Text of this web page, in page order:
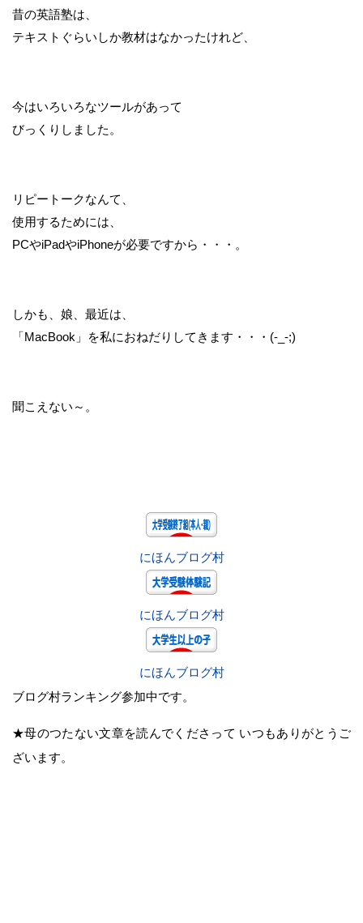
昔の英語塾は、
テキストぐらいしか教材はなかったけれど、
今はいろいろなツールがあって
びっくりしました。
リピートークなんて、
使用するためには、
PCやiPadやiPhoneが必要ですから・・・。
しかも、娘、最近は、
「MacBook」を私におねだりしてきます・・・(-_-;)
聞こえない～。
にほんブログ村
にほんブログ村
にほんブログ村
ブログ村ランキング参加中です。
★母のつたない文章を読んでくださって いつもありがとうご
ざいます。